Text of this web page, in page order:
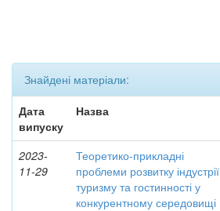
Знайдені матеріали:
Дата
випуску
Назва
2023-
11-29
Теоретико-прикладні
проблеми розвитку індустрії
туризму та гостинності у
конкурентному середовищі